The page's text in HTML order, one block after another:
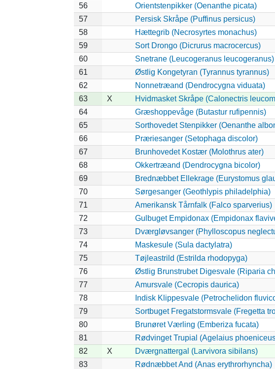
56
Orientstenpikker (Oenanthe picata)
57
Persisk Skråpe (Puffinus persicus)
58
Hættegrib (Necrosyrtes monachus)
59
Sort Drongo (Dicrurus macrocercus)
60
Snetrane (Leucogeranus leucogeranus)
61
Østlig Kongetyran (Tyrannus tyrannus)
62
Nonnetræand (Dendrocygna viduata)
63
X Hvidmasket Skråpe (Calonectris
64
Græshoppevåge (Butastur rufipennis)
65
Sorthovedet Stenpikker (Oenanthe
66
Præriesanger (Setophaga discolor)
67
Brunhovedet Kostær (Molothrus ater)
68
Okkertræand (Dendrocygna bicolor)
69
Brednæbbet Ellekrage (Eurystomus
70
Sørgesanger (Geothlypis philadelphia)
71
Amerikansk Tårnfalk (Falco sparverius)
72
Gulbuget Empidonax (Empidonax
73
Dværgløvsanger (Phylloscopus
74
Maskesule (Sula dactylatra)
75
Tøjleastrild (Estrilda rhodopyga)
76
Østlig Brunstrubet Digesvale (Riparia
77
Amursvale (Cecropis daurica)
78
Indisk Klippesvale (Petrochelidon
79
Sortbuget Fregatstormsvale (Fregetta
80
Brunøret Værling (Emberiza fucata)
81
Rødvinget Trupial (Agelaius
82
X Dværgnattergal (Larvivora sibilans)
83
Rødnæbbet And (Anas erythrorhyncha)